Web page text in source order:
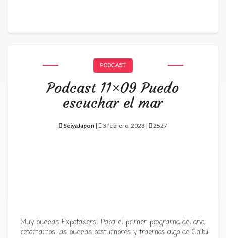
PODCAST
Podcast 11×09 Puedo
escuchar el mar
SeiyaJapon | 3 febrero, 2023 | 2527
Muy buenas Expotakers! Para el primer programa del año,
retomamos las buenas costumbres y traemos algo de Ghibli: